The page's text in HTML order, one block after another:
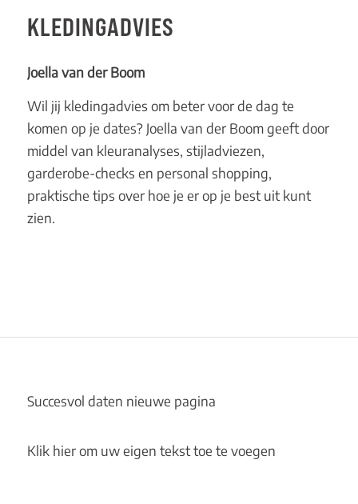
KLEDINGADVIES
Joella van der Boom
Wil jij kledingadvies om beter voor de dag te
komen op je dates? Joella van der Boom geeft door
middel van kleuranalyses, stijladviezen,
garderobe-checks en personal shopping,
praktische tips over hoe je er op je best uit kunt
zien.
Succesvol daten nieuwe pagina
Klik hier om uw eigen tekst toe te voegen